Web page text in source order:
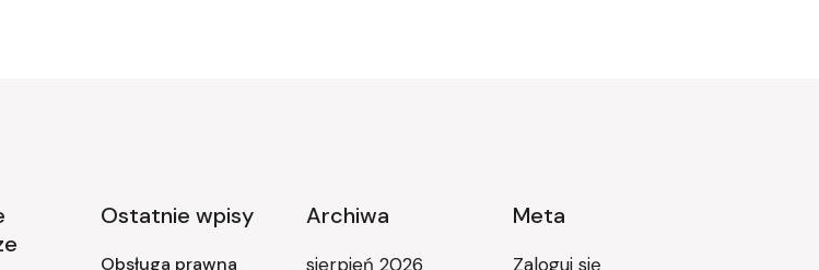
Ostatnie wpisy
Obsługa prawna
Archiwa
sierpień 2026
Meta
Zaloguj się